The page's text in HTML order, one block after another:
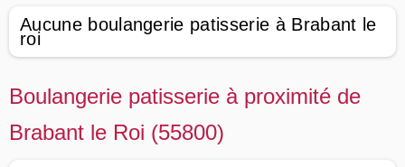
Aucune boulangerie patisserie à Brabant le
roi
Boulangerie patisserie à proximité de
Brabant le Roi (55800)